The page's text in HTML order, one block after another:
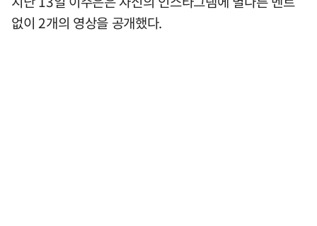
없이 2개의 영상을 공개했다.